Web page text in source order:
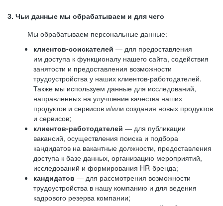
3. Чьи данные мы обрабатываем и для чего
Мы обрабатываем персональные данные:
клиентов-соискателей — для предоставления
им доступа к функционалу нашего сайта, содействия
занятости и предоставления возможности
трудоустройства у наших клиентов-работодателей.
Также мы используем данные для исследований,
направленных на улучшение качества наших
продуктов и сервисов и/или создания новых продуктов
и сервисов;
клиентов-работодателей — для публикации
вакансий, осуществления поиска и подбора
кандидатов на вакантные должности, предоставления
доступа к базе данных, организацию мероприятий,
исследований и формирования HR-бренда;
кандидатов — для рассмотрения возможности
трудоустройства в нашу компанию и для ведения
кадрового резерва компании;